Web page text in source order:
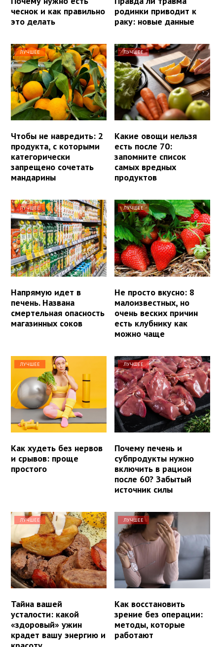
чеснок и как правильно
это делать
родинки приводит к
раку: новые данные
ЛУЧШЕЕ
Чтобы не навредить: 2
продукта, с которыми
категорически
запрещено сочетать
мандарины
ЛУЧШЕЕ
Какие овощи нельзя
есть после 70:
запомните список
самых вредных
продуктов
ЛУЧШЕЕ
Напрямую идет в
печень. Названа
смертельная опасность
магазинных соков
ЛУЧШЕЕ
Не просто вкусно: 8
малоизвестных, но
очень веских причин
есть клубнику как
можно чаще
ЛУЧШЕЕ
Как худеть без нервов
и срывов: проще
простого
ЛУЧШЕЕ
Почему печень и
субпродукты нужно
включить в рацион
после 60? Забытый
источник силы
ЛУЧШЕЕ
Тайна вашей
усталости: какой
«здоровый» ужин
крадет вашу энергию и
ЛУЧШЕЕ
Как восстановить
зрение без операции:
методы, которые
работают